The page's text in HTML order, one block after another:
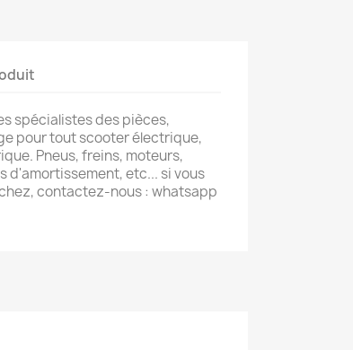
spécialistes des pièces,
pour tout scooter électrique,
Pneus, freins, moteurs,
d'amortissement, etc... si vous
contactez-nous : whatsapp